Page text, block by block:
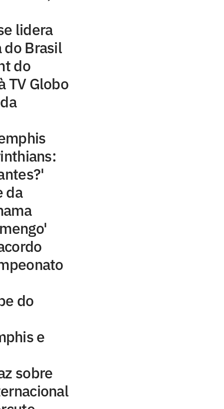
lidera
do Brasil
do
TV Globo
da
do
e
sobre